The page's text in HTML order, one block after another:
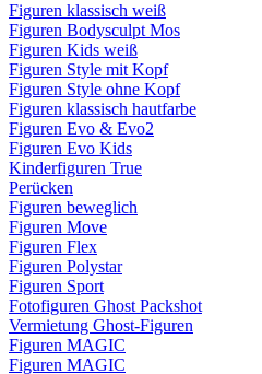
Figuren klassisch weiß
Figuren Bodysculpt Mos
Figuren Kids weiß
Figuren Style mit Kopf
Figuren Style ohne Kopf
Figuren klassisch hautfarbe
Figuren Evo & Evo2
Figuren Evo Kids
Kinderfiguren True
Perücken
Figuren beweglich
Figuren Move
Figuren Flex
Figuren Polystar
Figuren Sport
Fotofiguren Ghost Packshot
Vermietung Ghost-Figuren
Figuren MAGIC
Figuren MAGIC